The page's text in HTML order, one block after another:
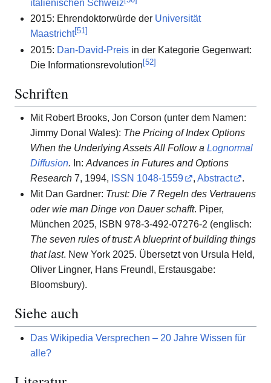
italienischen Schweiz
2015: Ehrendoktorwürde der Universität
Maastricht[51 ]
2015: Dan-David-Preisin der Kategorie Gegenwart:
Die Informationsrevolution[52]
Schriften
Mit Robert Brooks, Jon Corson (unter dem Namen:
Jimmy Donal Wales): The Pricing of Index Options
When the Underlying Assets All Follow a Lognormal
Diffusion. In: Advances in Futures and Options
Research7, 1994, ISSN 1048-1559 , Abstract
.
Mit Dan Gardner: Trust: Die 7 Regeln des Vertrauens
oder wie man Dinge von Dauer schafft. Piper,
München 2025, ISBN 978-3-492-07276-2 (englisch:
The seven rules of trust: A blueprint of building things
that last. New York 2025. Übersetzt von Ursula Held,
Oliver Lingner, Hans Freundl, Erstausgabe:
Bloomsbury).
Siehe auch
Das Wikipedia Versprechen – 20 Jahre Wissen für
alle?